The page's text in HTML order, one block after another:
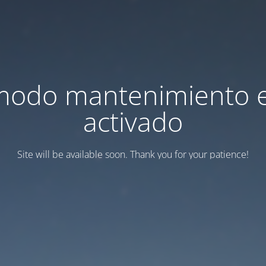
mantenimiento
activado
Site will be available soon. Thank you for your patience!